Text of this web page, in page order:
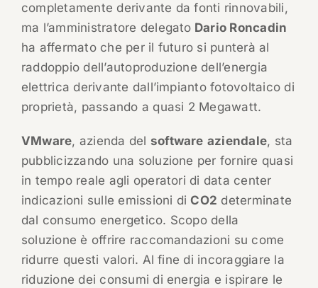
completamente derivante da fonti rinnovabili,
ma l’amministratore delegato Dario Roncadin
ha affermato che per il futuro si punterà al
raddoppio dell’autoproduzione dell’energia
elettrica derivante dall’impianto fotovoltaico di
proprietà, passando a quasi 2 Megawatt.
VMware, azienda del software aziendale, sta
pubblicizzando una soluzione per fornire quasi
in tempo reale agli operatori di data center
indicazioni sulle emissioni diCO2 determinate
dal consumo energetico. Scopo della
soluzione è offrire raccomandazioni su come
ridurre questi valori. Al fine di incoraggiare la
riduzione dei consumi di energia e ispirare le